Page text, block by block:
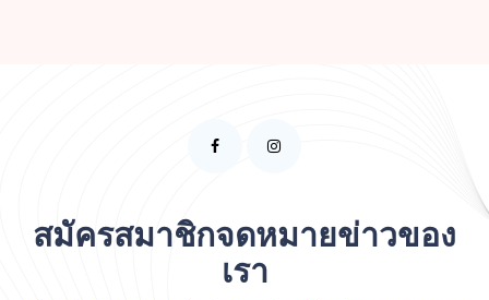
สมัครสมาชิกจดหมายข่าวของ
เรา